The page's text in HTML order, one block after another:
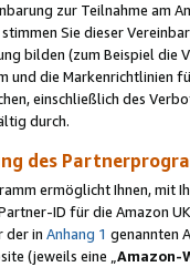
zur Teilnahme am
Sie dieser
bilden (zum Beispiel
und die Markenrichtlinien
einschließlich des
durch.
des
ermöglicht Ihnen, mit
ID für die Amazon
der in Anhang 1 genannten
(jeweils eine „ Amazon-